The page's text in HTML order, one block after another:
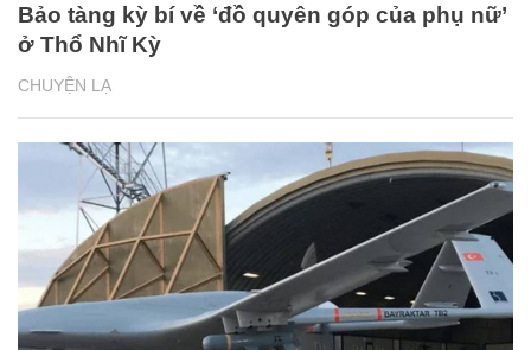
CHUYỆN LẠ
Bảo tàng kỳ bí về ‘đồ quyên góp của phụ nữ’
ở Thổ Nhĩ Kỳ